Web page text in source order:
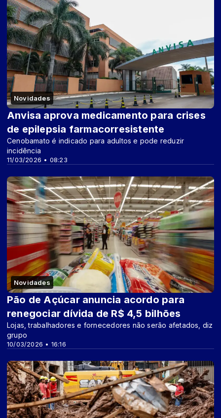
Novidades
11/03/2026 • 08:23
Anvisa aprova medicamento para crises
de epilepsia farmacorresistente
Cenobamato é indicado para adultos e pode reduzir
incidência
Novidades
10/03/2026 • 16:16
Pão de Açúcar anuncia acordo para
renegociar dívida de R$ 4,5 bilhões
Lojas, trabalhadores e fornecedores não serão afetados, diz
grupo